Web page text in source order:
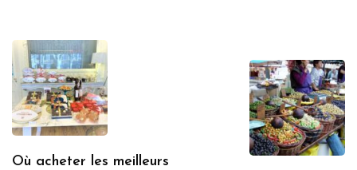
Où acheter les meilleurs